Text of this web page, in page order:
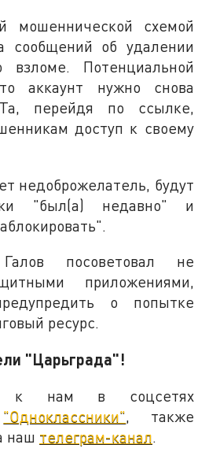
мошеннической схемой
сообщений об удалении
взломе. Потенциальной
аккаунт нужно снова
Та, перейдя по ссылке,
доступ к своему
недоброжелатель, будут
"был(а) недавно" и
посоветовал не
приложениями,
о попытке
ресурс.
"Царьграда"!
к нам в соцсетях
"Одноклассники" , также
наш телеграм-канал